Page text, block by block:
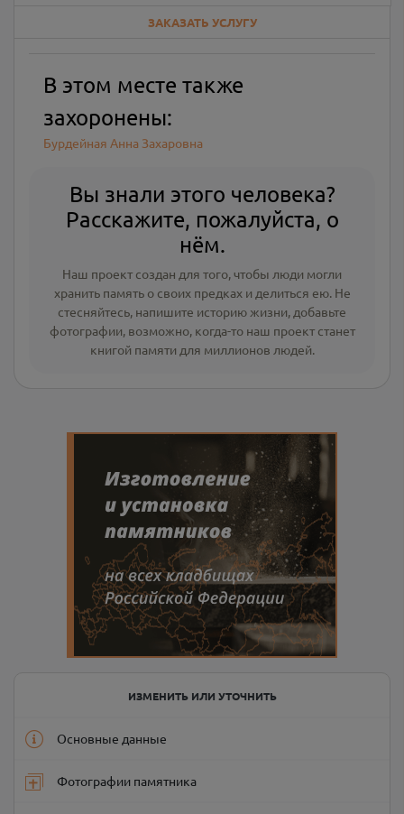
ЗАКАЗАТЬ УСЛУГУ
В этом месте также
захоронены:
Бурдейная Анна Захаровна
Вы знали этого человека?
Расскажите, пожалуйста, о
нём.
Наш проект создан для того, чтобы люди могли
хранить память о своих предках и делиться ею. Не
стесняйтесь, напишите историю жизни, добавьте
фотографии, возможно, когда-то наш проект станет
книгой памяти для миллионов людей.
ИЗМЕНИТЬ ИЛИ УТОЧНИТЬ
Основные данные
Фотографии памятника